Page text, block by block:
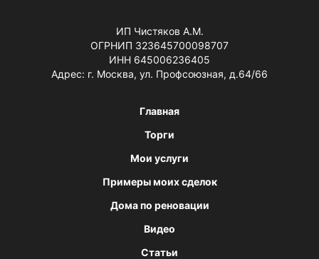
ИП Чистяков А.М.
ОГРНИП 323645700098707
ИНН 645006236405
Адрес: г. Москва, ул. Профсоюзная, д.64/66
Главная
Торги
Мои услуги
Примеры моих сделок
Дома по реновации
Видео
Статьи